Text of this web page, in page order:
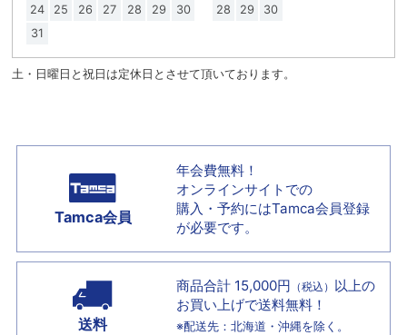
24
25 26 27 28 29
30
31
28
29 30
土・日曜日と祝日は定休日とさせて頂いております。
Tamca会員
年会費無料！
オンラインサイトでの
購入・予約にはTamca会員登録
が必要です。
送料
商品合計 15,000円 （税込） 以上の
お買い上げで送料無料！
※配送先：北海道・沖縄を除く。